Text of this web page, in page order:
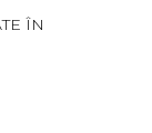
ÎN